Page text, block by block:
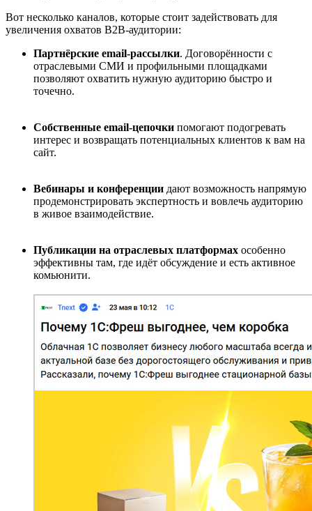
Вот несколько каналов, которые стоит задействовать для
увеличения охватов B2B-аудитории:
Партнёрские email-рассылки. Договорённости с
отраслевыми СМИ и профильными площадками
позволяют охватить нужную аудиторию быстро и
точечно.
Собственные email-цепочки помогают подогревать
интерес и возвращать потенциальных клиентов к вам на
сайт.
Вебинары и конференции дают возможность напрямую
продемонстрировать экспертность и вовлечь аудиторию
в живое взаимодействие.
Публикации на отраслевых платформах особенно
эффективны там, где идёт обсуждение и есть активное
комьюнити.